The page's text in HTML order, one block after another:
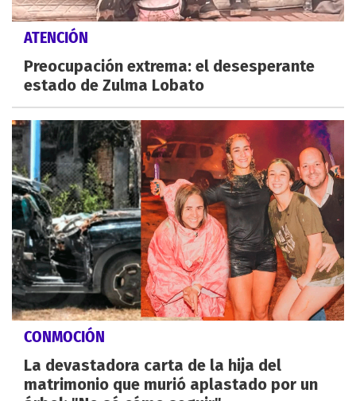
ATENCIÓN
Preocupación extrema: el desesperante
estado de Zulma Lobato
CONMOCIÓN
La devastadora carta de la hija del
matrimonio que murió aplastado por un